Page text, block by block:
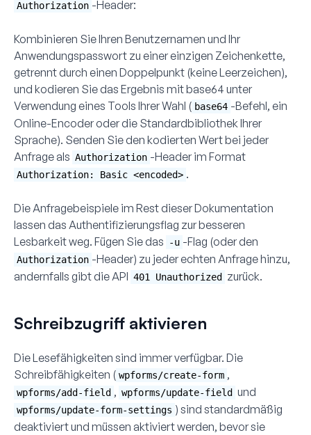
Authorization -Header:
Kombinieren Sie Ihren Benutzernamen und Ihr
Anwendungspasswort zu einer einzigen Zeichenkette,
getrennt durch einen Doppelpunkt (keine Leerzeichen),
und kodieren Sie das Ergebnis mit base64 unter
Verwendung eines Tools Ihrer Wahl ( base64 -Befehl, ein
Online-Encoder oder die Standardbibliothek Ihrer
Sprache). Senden Sie den kodierten Wert bei jeder
Anfrage als Authorization -Header im Format
Authorization: Basic <encoded> .
Die Anfragebeispiele im Rest dieser Dokumentation
lassen das Authentifizierungsflag zur besseren
Lesbarkeit weg. Fügen Sie das
-u -Flag (oder den
Authorization -Header) zu jeder echten Anfrage hinzu,
andernfalls gibt die API 401 Unauthorized zurück.
Schreibzugriff aktivieren
Die Lesefähigkeiten sind immer verfügbar. Die
Schreibfähigkeiten ( wpforms/create-form ,
wpforms/add-field , wpforms/update-field und
wpforms/update-form-settings ) sind standardmäßig
deaktiviert und müssen aktiviert werden, bevor sie